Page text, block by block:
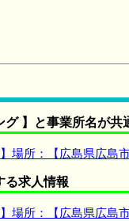
】と事業所名が共
場所：【広島県広島
る求人情報
場所：【広島県広島